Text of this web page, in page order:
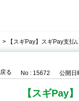
> 【スギPay】スギPay支払
戻る No : 15672 公開日
【スギPay